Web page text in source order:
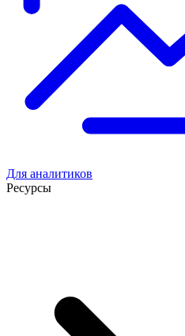
Для аналитиков
Ресурсы